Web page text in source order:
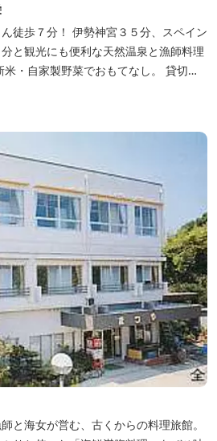
徒歩７分！ 伊勢神宮３５分、スペイン
と観光にも便利な天然温泉と漁師料理
・自家製野菜でおもてなし。 貸切露
と海女が営む、古くからの料理旅館。